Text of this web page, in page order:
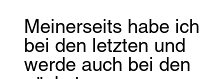
Meinerseits habe ich
bei den letzten und
werde auch bei den